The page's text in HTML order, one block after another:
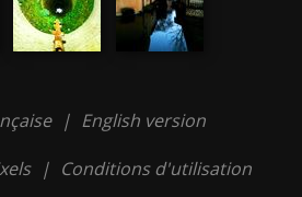
| English version
| Conditions d'utilisation